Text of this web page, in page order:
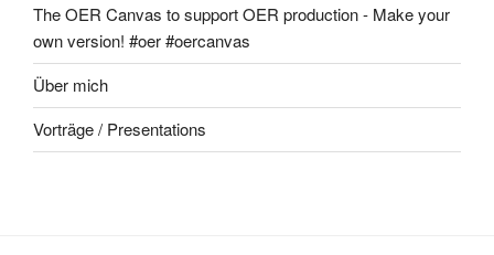
The OER Canvas to support OER production - Make your
own version! #oer #oercanvas
Über mich
Vorträge / Presentations